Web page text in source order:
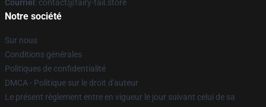
Courriel : contact@fairy-tail.store
Notre société
Sur nous
Conditions générales
Politiques de confidentialité
DMCA - Politique sur le droit d'auteur
Le présent règlement entre en vigueur le jour suivant celui de sa